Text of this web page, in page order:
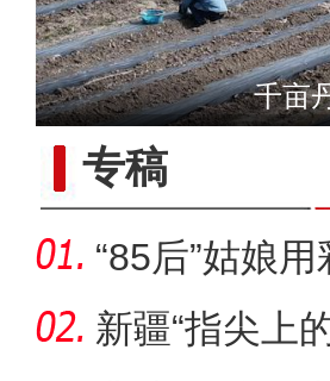
千亩
专稿
“85后”姑娘
新疆“指尖上